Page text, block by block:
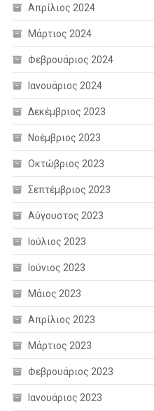
Απρίλιος 2024
Μάρτιος 2024
Φεβρουάριος 2024
Ιανουάριος 2024
Δεκέμβριος 2023
Νοέμβριος 2023
Οκτώβριος 2023
Σεπτέμβριος 2023
Αύγουστος 2023
Ιούλιος 2023
Ιούνιος 2023
Μάιος 2023
Απρίλιος 2023
Μάρτιος 2023
Φεβρουάριος 2023
Ιανουάριος 2023